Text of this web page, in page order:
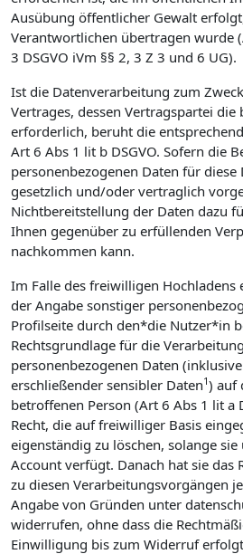
Ausübung öffentlicher Gewalt
Verantwortlichen übertragen wurde
3 DSGVO iVm §§ 2, 3 Z 3 und 6 UG).
Ist die Datenverarbeitung zum
Vertrages, dessen Vertragspartei die
erforderlich, beruht die
Art 6 Abs 1 lit b DSGVO. Sofern die
personenbezogenen Daten für
gesetzlich und/oder vertraglich
Nichtbereitstellung der Daten dazu
Ihnen gegenüber zu erfüllenden
nachkommen kann.
Im Falle des freiwilligen Hochladens
der Angabe sonstiger
Profilseite durch den*die Nutzer*in
Rechtsgrundlage für die
personenbezogenen Daten
erschließender sensibler Daten1) auf
betroffenen Person (Art 6 Abs 1 lit a
Recht, die auf freiwilliger Basis
eigenständig zu löschen, solange sie
Account verfügt. Danach hat sie das
zu diesen Verarbeitungsvorgängen
Angabe von Gründen unter
widerrufen, ohne dass die
Einwilligung bis zum Widerruf